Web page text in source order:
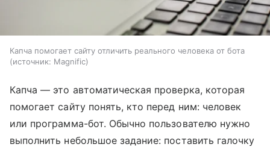
Капча помогает сайту отличить реального человека от бота
источник: Magnific
Капча — это автоматическая проверка, которая
помогает сайту понять, кто перед ним: человек
или программа-бот. Обычно пользователю нужно
выполнить небольшое задание: поставить галочку